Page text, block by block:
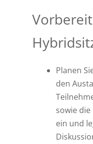
Planen
den
sowie
ein und